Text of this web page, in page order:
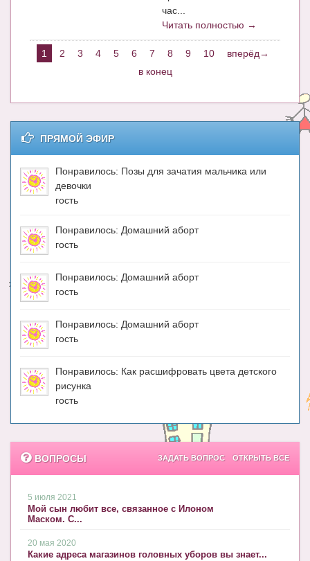
час...
Читать полностью →
1 2 3 4 5 6 7 8 9 10
вперёд→
в конец
ПРЯМОЙ ЭФИР
Понравилось: Позы для зачатия мальчика или
девочки
гость
Понравилось: Домашний аборт
гость
Понравилось: Домашний аборт
гость
Понравилось: Домашний аборт
гость
Понравилось: Как расшифровать цвета детского
рисунка
гость
ВОПРОСЫ ОТКРЫТЬ ВСЕ
ЗАДАТЬ ВОПРОС
5 июля 2021
Мой сын любит все, связанное с Илоном
Маском. С...
20 мая 2020
Какие адреса магазинов головных уборов вы знает...